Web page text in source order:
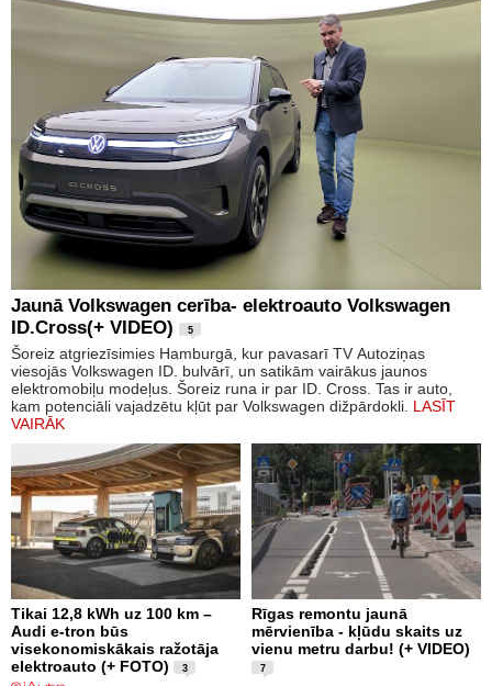
Jaunā Volkswagen cerība- elektroauto Volkswagen
ID.Cross(+ VIDEO)
5
Šoreiz atgriezīsimies Hamburgā, kur pavasarī TV Autoziņas
viesojās Volkswagen ID. bulvārī, un satikām vairākus jaunos
elektromobiļu modeļus. Šoreiz runa ir par ID. Cross. Tas ir auto,
kam potenciāli vajadzētu kļūt par Volkswagen dižpārdokli. LASĪT
VAIRĀK
Tikai 12,8 kWh uz 100 km –
Audi e-tron būs
visekonomiskākais ražotāja
elektroauto (+ FOTO)
3
Rīgas remontu jaunā
mērvienība - kļūdu skaits uz
vienu metru darbu! (+ VIDEO)
7